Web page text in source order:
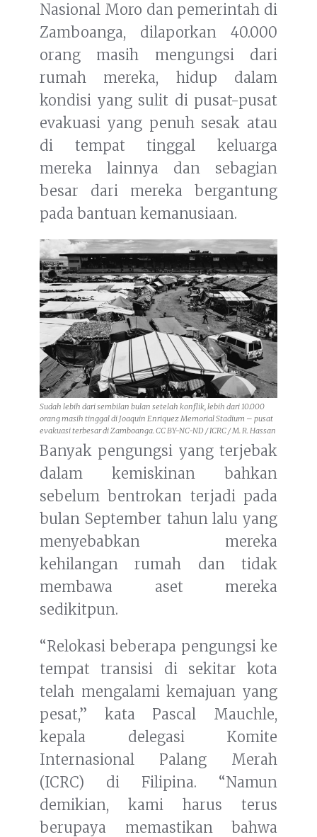
Nasional Moro dan pemerintah di
Zamboanga, dilaporkan 40.000
orang masih mengungsi dari
rumah mereka, hidup dalam
kondisi yang sulit di pusat-pusat
evakuasi yang penuh sesak atau
di tempat tinggal keluarga
mereka lainnya dan sebagian
besar dari mereka bergantung
pada bantuan kemanusiaan.
Sudah lebih dari sembilan bulan setelah konflik, lebih dari 10.000
orang masih tinggal di Joaquin Enriquez Memorial Stadium – pusat
evakuasi terbesar di Zamboanga. CC BY-NC-ND / ICRC / M. R. Hassan
Banyak pengungsi yang terjebak
dalam kemiskinan bahkan
sebelum bentrokan terjadi pada
bulan September tahun lalu yang
menyebabkan mereka
kehilangan rumah dan tidak
membawa aset mereka
sedikitpun.
“Relokasi beberapa pengungsi ke
tempat transisi di sekitar kota
telah mengalami kemajuan yang
pesat,” kata Pascal Mauchle,
kepala delegasi Komite
Internasional Palang Merah
(ICRC) di Filipina. “Namun
demikian, kami harus terus
berupaya memastikan bahwa